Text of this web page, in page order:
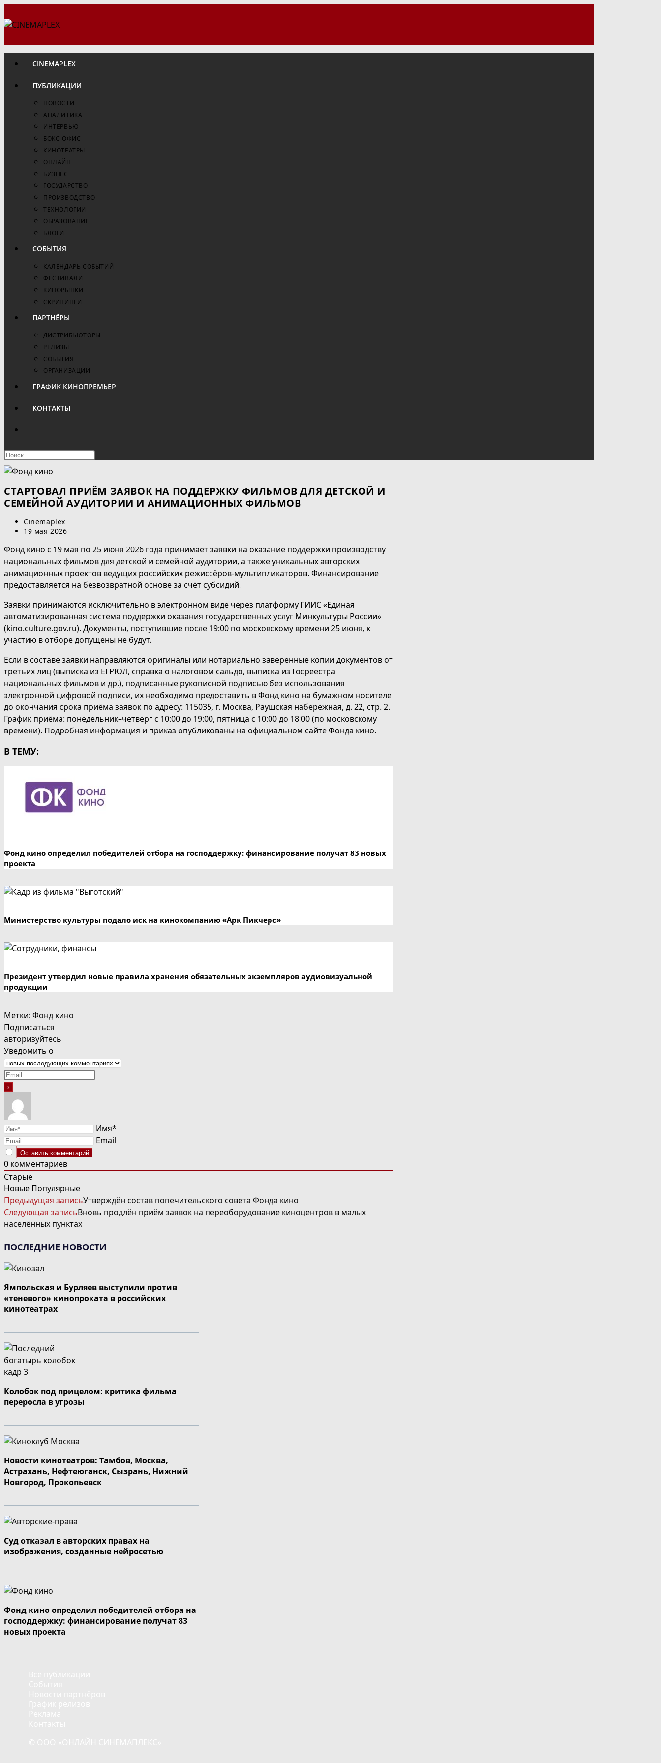
к
CINEMAPLEX
ПУБЛИКАЦИИ
НОВОСТИ
АНАЛИТИКА
ИНТЕРВЬЮ
БОКС-ОФИС
КИНОТЕАТРЫ
ОНЛАЙН
БИЗНЕС
ГОСУДАРСТВО
ПРОИЗВОДСТВО
ТЕХНОЛОГИИ
ОБРАЗОВАНИЕ
БЛОГИ
СОБЫТИЯ
КАЛЕНДАРЬ СОБЫТИЙ
ФЕСТИВАЛИ
КИНОРЫНКИ
СКРИНИНГИ
ПАРТНЁРЫ
ДИСТРИБЬЮТОРЫ
РЕЛИЗЫ
СОБЫТИЯ
ОРГАНИЗАЦИИ
ГРАФИК КИНОПРЕМЬЕР
КОНТАКТЫ
ПОИСК
ПО
ВЕБ-
Нажмите
чтобы
закрыть
СТАРТОВАЛ ПРИЁМ ЗАЯВОК НА ПОДДЕРЖКУ ФИЛЬМОВ ДЛЯ ДЕТСКОЙ И
СЕМЕЙНОЙ АУДИТОРИИ И АНИМАЦИОННЫХ ФИЛЬМОВ
Автор
записи:
Cinemaplex
Запись
19 мая 2026
Фонд кино с 19 мая по 25 июня 2026 года принимает заявки на оказание поддержки производству
национальных фильмов для детской и семейной аудитории, а также уникальных авторских
анимационных проектов ведущих российских режиссёров-мультипликаторов. Финансирование
предоставляется на безвозвратной основе за счёт субсидий.
Заявки принимаются исключительно в электронном виде через платформу ГИИС «Единая
автоматизированная система поддержки оказания государственных услуг Минкультуры России»
(kino.culture.gov.ru). Документы, поступившие после 19:00 по московскому времени 25 июня, к
участию в отборе допущены не будут.
Если в составе заявки направляются оригиналы или нотариально заверенные копии документов от
третьих лиц (выписка из ЕГРЮЛ, справка о налоговом сальдо, выписка из Госреестра
национальных фильмов и др.), подписанные рукописной подписью без использования
электронной цифровой подписи, их необходимо предоставить в Фонд кино на бумажном носителе
до окончания срока приёма заявок по адресу: 115035, г. Москва, Раушская набережная, д. 22, стр. 2.
График приёма: понедельник–четверг с 10:00 до 19:00, пятница с 10:00 до 18:00 (по московскому
времени). Подробная информация и приказ опубликованы на официальном сайте Фонда кино.
В ТЕМУ:
Фонд кино определил победителей отбора на господдержку: финансирование получат 83 новых
проекта
Министерство культуры подало иск на кинокомпанию «Арк Пикчерс»
Президент утвердил новые правила хранения обязательных экземпляров аудиовизуальной
продукции
Метки: Фонд кино
Подписаться
авторизуйтесь
Уведомить о
Имя*
Email
0 комментариев
Старые
Новые Популярные
ЧИТАТЬ
ДАЛЕЕ
СТАТЬИ
Предыдущая записьУтверждён состав попечительского совета Фонда кино
Следующая записьВновь продлён приём заявок на переоборудование киноцентров в малых
населённых пунктах
ПОСЛЕДНИЕ НОВОСТИ
Ямпольская и Бурляев выступили против
«теневого» кинопроката в российских
кинотеатрах
Колобок под прицелом: критика фильма
переросла в угрозы
Новости кинотеатров: Тамбов, Москва,
Астрахань, Нефтеюганск, Сызрань, Нижний
Новгород, Прокопьевск
Суд отказал в авторских правах на
изображения, созданные нейросетью
Фонд кино определил победителей отбора на
господдержку: финансирование получат 83
новых проекта